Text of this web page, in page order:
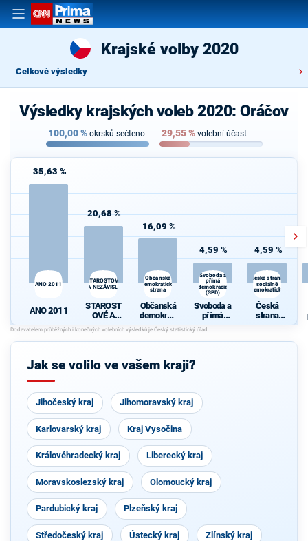
Krajské volby 2020
Celkové výsledky
Výsledky krajských voleb 2020: Oráčov
100,00% okrsků sečteno 29,55% volební účast
35,63 %
ANO 2011
ANO 2011
20,68 %
STAROSTOVÉ
A NEZÁVISLÍ
STAROST
OVÉ A
NEZÁVISL
Í
16,09 %
Občanská
demokratická
strana
Občanská
demokrati
cká strana
4,59 %
Svoboda a
přímá
demokracie
(SPD)
Svoboda a
přímá
demokraci
e (SPD)
4,59 %
Česká strana
sociálně
demokratická
Česká
strana
sociálně
cká
Jak se volilo ve vašem kraji?
Jihočeský kraj Jihomoravský kraj
Karlovarský kraj Kraj Vysočina
Královéhradecký kraj Liberecký kraj
Moravskoslezský kraj Olomoucký kraj
Pardubický kraj Plzeňský kraj
Středočeský kraj Ústecký kraj Zlínský kraj